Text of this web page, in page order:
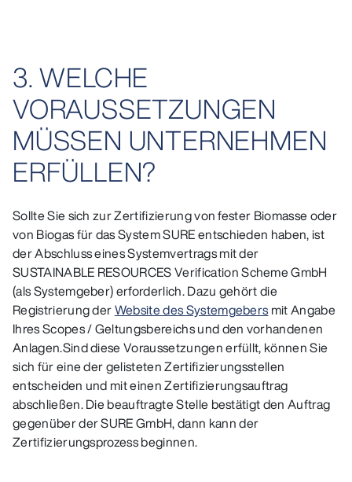
3. WELCHE
VORAUSSETZUNGEN
MÜSSEN UNTERNEHMEN
ERFÜLLEN?
Sollte Sie sich zur Zertifizierung von fester Biomasse oder
von Biogas für das System SURE entschieden haben, ist
der Abschluss eines Systemvertrags mit der
SUSTAINABLE RESOURCES Verification Scheme GmbH
(als Systemgeber) erforderlich. Dazu gehört die
Registrierung derWebsite des Systemgebersmit Angabe
Ihres Scopes / Geltungsbereichs und den vorhandenen
Anlagen.Sind diese Voraussetzungen erfüllt, können Sie
sich für eine der gelisteten Zertifizierungsstellen
entscheiden und mit einen Zertifizierungsauftrag
abschließen. Die beauftragte Stelle bestätigt den Auftrag
gegenüber der SURE GmbH, dann kann der
Zertifizierungsprozess beginnen.